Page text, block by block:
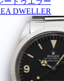
DWELLER